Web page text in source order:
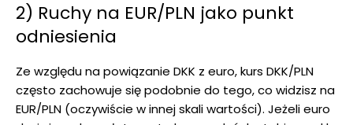
2) Ruchy na EUR/PLN jako punkt
odniesienia
Ze względu na powiązanie DKK z euro, kurs DKK/PLN
często zachowuje się podobnie do tego, co widzisz na
EUR/PLN (oczywiście w innej skali wartości). Jeżeli euro